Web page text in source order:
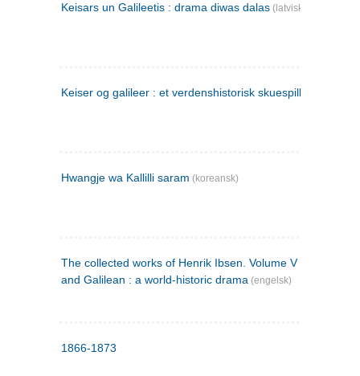
Keisars un Galileetis : drama diwas dalas (latvisk)
Keiser og galileer : et verdenshistorisk skuespill (1873)
Hwangje wa Kallilli saram (koreansk)
The collected works of Henrik Ibsen. Volume V : Emperor
and Galilean : a world-historic drama (engelsk)
1866-1873